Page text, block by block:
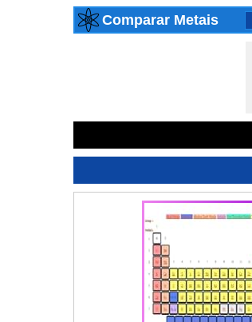
Comparar Metais